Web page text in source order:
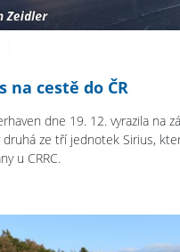
na cestě do ČR
dne 19. 12. vyrazila na
druhá ze tří jednotek Sirius,
u CRRC.